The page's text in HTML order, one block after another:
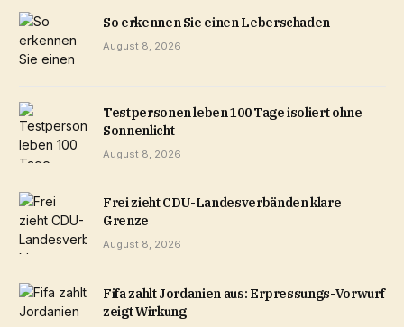
So erkennen Sie einen Leberschaden
August 8, 2026
Testpersonen leben 100 Tage isoliert ohne
Sonnenlicht
August 8, 2026
Frei zieht CDU-Landesverbänden klare
Grenze
August 8, 2026
Fifa zahlt Jordanien aus: Erpressungs-Vorwurf
zeigt Wirkung